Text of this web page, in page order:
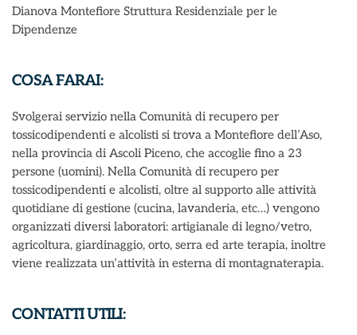
Dianova Montefiore Struttura Residenziale per le
Dipendenze
COSA FARAI:
Svolgerai servizio nella Comunità di recupero per
tossicodipendenti e alcolisti si trova a Montefiore dell’Aso,
nella provincia di Ascoli Piceno, che accoglie fino a 23
persone (uomini). Nella Comunità di recupero per
tossicodipendenti e alcolisti, oltre al supporto alle attività
quotidiane di gestione (cucina, lavanderia, etc…) vengono
organizzati diversi laboratori: artigianale di legno/vetro,
agricoltura, giardinaggio, orto, serra ed arte terapia, inoltre
viene realizzata un’attività in esterna di montagnaterapia.
CONTATTI UTILI: